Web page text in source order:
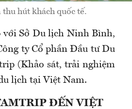
hút khách quốc tế.
với Sở Du lịch Ninh Bình,
ty Cổ phần Đầu tư Du
(Khảo sát, trải nghiệm
lịch tại Việt Nam.
ĐẾN VIỆT